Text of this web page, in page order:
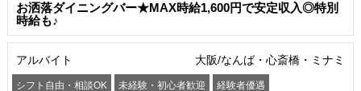
お洒落ダイニングバー★MAX時給1,600円で安定収入◎特別
時給も♪
アルバイト 大阪/なんば・心斎橋・ミナミ
シフト自由・相談OK 未経験・初心者歓迎 経験者優遇